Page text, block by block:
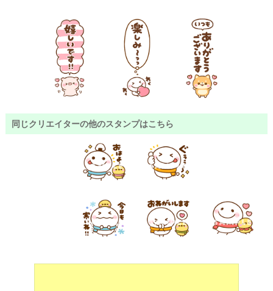
同じクリエイターの他のスタンプはこちら